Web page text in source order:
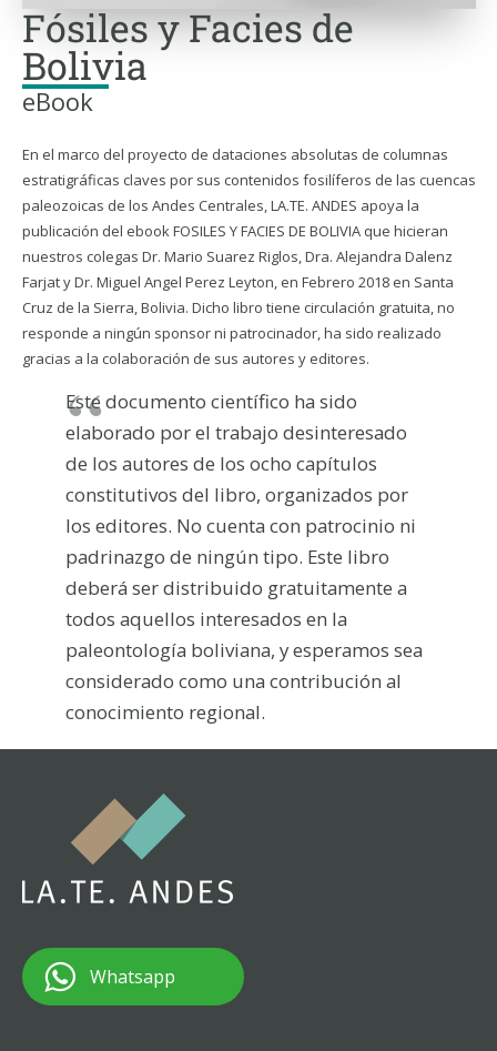
Fósiles y Facies de
Bolivia
eBook
En el marco del proyecto de dataciones absolutas de columnas
estratigráficas claves por sus contenidos fosilíferos de las cuencas
paleozoicas de los Andes Centrales, LA.TE. ANDES apoya la
publicación del ebook FOSILES Y FACIES DE BOLIVIA que hicieran
nuestros colegas Dr. Mario Suarez Riglos, Dra. Alejandra Dalenz
Farjat y Dr. Miguel Angel Perez Leyton, en Febrero 2018 en Santa
Cruz de la Sierra, Bolivia. Dicho libro tiene circulación gratuita, no
responde a ningún sponsor ni patrocinador, ha sido realizado
gracias a la colaboración de sus autores y editores.
Este documento científico ha sido
elaborado por el trabajo desinteresado
de los autores de los ocho capítulos
constitutivos del libro, organizados por
los editores. No cuenta con patrocinio ni
padrinazgo de ningún tipo. Este libro
deberá ser distribuido gratuitamente a
todos aquellos interesados en la
paleontología boliviana, y esperamos sea
considerado como una contribución al
conocimiento regional.
Whatsapp